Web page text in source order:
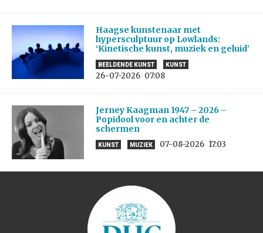
Haagse kunstenaar met
hypersculptuur op Lowlands:
‘Kinetische kunst, muziek en geluid’
BEELDENDE KUNST KUNST
26-07-2026 07:08
Jerney Kaagman 1947 – 2026 –
Popidool voor en achter de
schermen
KUNST MUZIEK 07-08-2026 17:03